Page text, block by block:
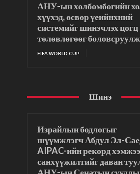
АНУ-ын хөлбөмбөгийн
хүүхэд, өсвөр үеийнхний
системийг шинэчлэх цогц
төлөвлөгөөг
FIFA WORLD CUP
Шинэ
Израйлын бодлогыг
шүүмжлэгч Абдул Эл-
AIPAC-ийн рекорд
санхүүжилтийг даван